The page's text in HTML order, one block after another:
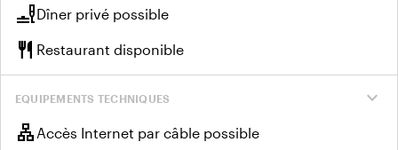
brunch_diningDîner privé possible
restaurant Restaurant disponible
expand_more
EQUIPEMENTS TECHNIQUES
lan Accès Internet par câble possible